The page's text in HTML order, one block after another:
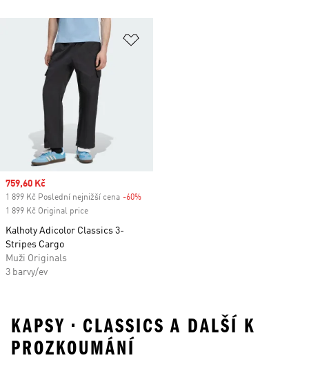
Sale price
759,60 Kč
1 899 Kč Poslední nejnižší cena -60%
1 899 Kč Original price
Kalhoty Adicolor Classics 3-
Stripes Cargo
Muži Originals
3 barvy/ev
KAPSY • CLASSICS A DALŠÍ K
PROZKOUMÁNÍ